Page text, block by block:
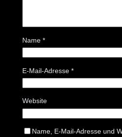
Name *
E-Mail-Adresse *
Website
Name, E-Mail-Adresse und